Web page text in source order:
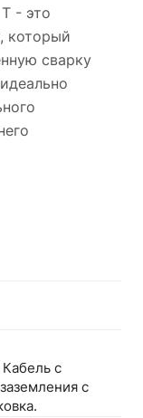
- это
который
сварку
с
с